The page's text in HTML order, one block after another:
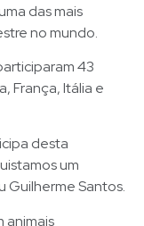
das mais
no mundo.
43
França, Itália e
desta
um
Guilherme Santos.
animais